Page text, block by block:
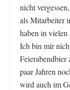
nicht
als Mitarbeiter
haben in
Ich bin mir
paar Jahren
wird auch im